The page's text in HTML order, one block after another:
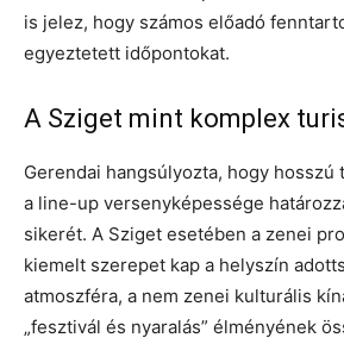
is jelez, hogy számos előadó
egyeztetett időpontokat.
A Sziget mint komplex
Gerendai hangsúlyozta, hogy hosszú
a line-up versenyképessége
sikerét. A Sziget esetében a zenei
kiemelt szerepet kap a helyszín
atmoszféra, a nem zenei kulturális
„fesztivál és nyaralás” élményének